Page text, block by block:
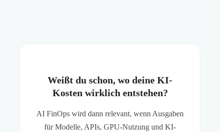
Weißt du schon, wo deine KI-
Kosten wirklich entstehen?
AI FinOps wird dann relevant, wenn Ausgaben
für Modelle, APIs, GPU-Nutzung und KI-